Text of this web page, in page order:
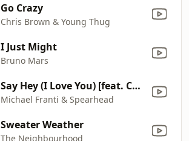
Go Crazy
Chris Brown & Young Thug
I Just Might
Bruno Mars
Say Hey (I Love You) [feat. Cherine Anderson]
Michael Franti & Spearhead
Sweater Weather
The Neighbourhood